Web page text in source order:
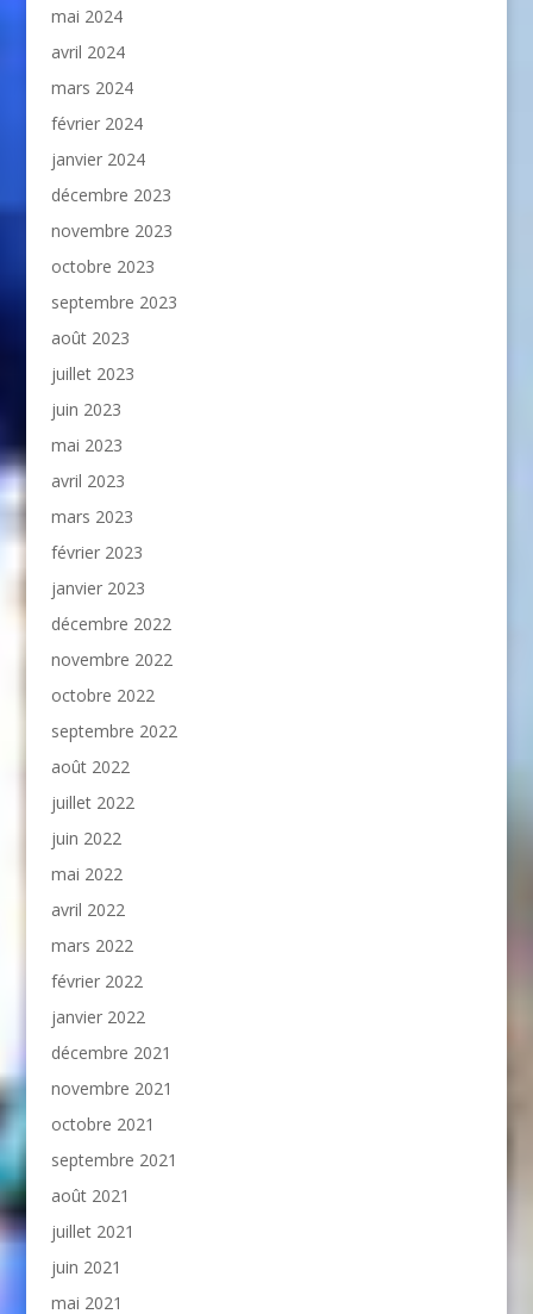
mai 2024
avril 2024
mars 2024
février 2024
janvier 2024
décembre 2023
novembre 2023
octobre 2023
septembre 2023
août 2023
juillet 2023
juin 2023
mai 2023
avril 2023
mars 2023
février 2023
janvier 2023
décembre 2022
novembre 2022
octobre 2022
septembre 2022
août 2022
juillet 2022
juin 2022
mai 2022
avril 2022
mars 2022
février 2022
janvier 2022
décembre 2021
novembre 2021
octobre 2021
septembre 2021
août 2021
juillet 2021
juin 2021
mai 2021